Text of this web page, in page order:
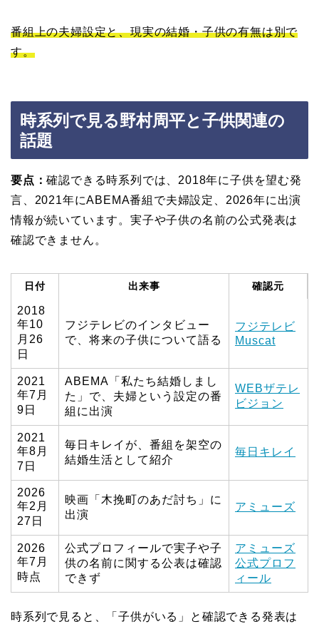
番組上の夫婦設定と、現実の結婚・子供の有無は別で
す。
時系列で見る野村周平と子供関連の
話題
要点：確認できる時系列では、2018年に子供を望む発
言、2021年にABEMA番組で夫婦設定、2026年に出演
情報が続いています。実子や子供の名前の公式発表は
確認できません。
日付 出来事 確認元
2018
年10
月26
日
フジテレビのインタビュー
で、将来の子供について語る
フジテレビ
Muscat
2021
年7月
9日
ABEMA「私たち結婚しまし
た」で、夫婦という設定の番
組に出演
WEBザテレ
ビジョン
2021
年8月
7日
毎日キレイが、番組を架空の
結婚生活として紹介
毎日キレイ
2026
年2月
27日
映画「木挽町のあだ討ち」に
出演
アミューズ
2026
年7月
時点
公式プロフィールで実子や子
供の名前に関する公表は確認
できず
アミューズ
公式プロフ
ィール
時系列で見ると、「子供がいる」と確認できる発表は